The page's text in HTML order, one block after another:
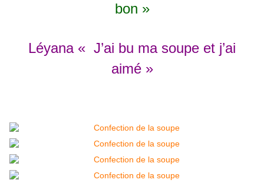
bon »
Léyana « J’ai bu ma soupe et j’ai
aimé »